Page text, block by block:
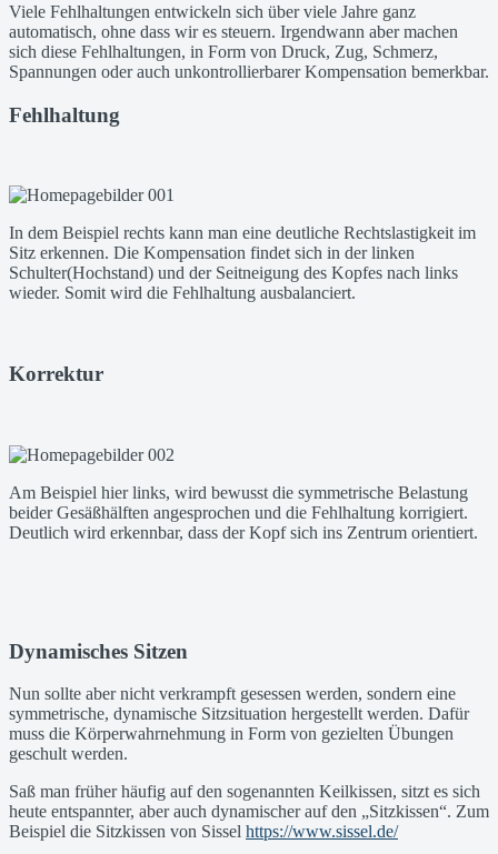
Viele Fehlhaltungen entwickeln sich über viele Jahre ganz
automatisch, ohne dass wir es steuern. Irgendwann aber machen
sich diese Fehlhaltungen, in Form von Druck, Zug, Schmerz,
Spannungen oder auch unkontrollierbarer Kompensation bemerkbar.
Fehlhaltung
In dem Beispiel rechts kann man eine deutliche Rechtslastigkeit im
Sitz erkennen. Die Kompensation findet sich in der linken
Schulter(Hochstand) und der Seitneigung des Kopfes nach links
wieder. Somit wird die Fehlhaltung ausbalanciert.
Korrektur
Am Beispiel hier links, wird bewusst die symmetrische Belastung
beider Gesäßhälften angesprochen und die Fehlhaltung korrigiert.
Deutlich wird erkennbar, dass der Kopf sich ins Zentrum orientiert.
Dynamisches Sitzen
Nun sollte aber nicht verkrampft gesessen werden, sondern eine
symmetrische, dynamische Sitzsituation hergestellt werden. Dafür
muss die Körperwahrnehmung in Form von gezielten Übungen
geschult werden.
Saß man früher häufig auf den sogenannten Keilkissen, sitzt es sich
heute entspannter, aber auch dynamischer auf den „Sitzkissen“. Zum
Beispiel die Sitzkissen von Sissel https://www.sissel.de/